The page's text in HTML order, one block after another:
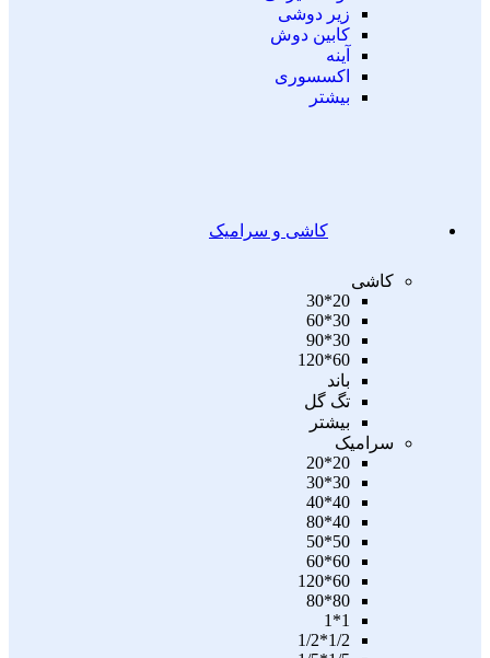
زیر دوشی
کابین دوش
آینه
اکسسوری
بیشتر
کاشی و سرامیک
کاشی
20*30
30*60
30*90
60*120
باند
تگ گل
بیشتر
سرامیک
20*20
30*30
40*40
40*80
50*50
60*60
60*120
80*80
1*1
1/2*1/2